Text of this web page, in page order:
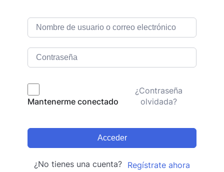
Mantenerme conectado
¿Contraseña
olvidada?
Acceder
¿No tienes una cuenta? Regístrate ahora